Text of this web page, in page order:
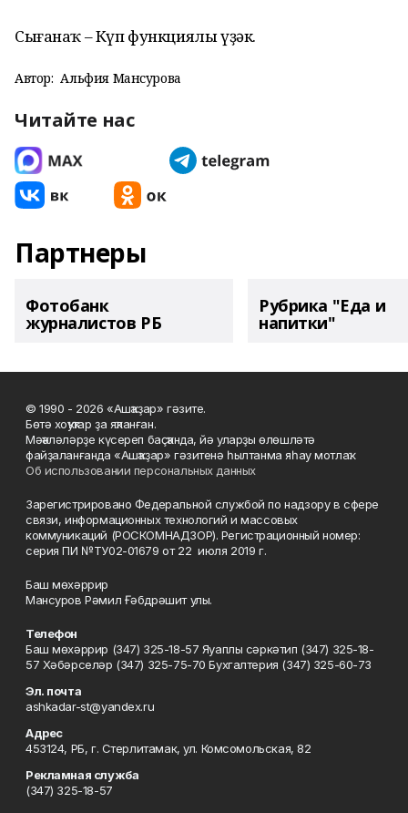
Сығанаҡ – Күп функциялы үҙәк.
Автор: Альфия Мансурова
Читайте нас
Партнеры
Фотобанк
журналистов РБ
Рубрика "Еда и
напитки"
© 1990 - 2026 «Ашҡаҙар» гәзите.
Бөтә хоҡуҡтар ҙа яҡланған.
Мәҡәләләрҙе күсереп баҫҡанда, йә уларҙы өлөшләтә
файҙаланғанда «Ашҡаҙар» гәзитенә һылтанма яһау мотлаҡ.
Об использовании персональных данных
Зарегистрировано Федеральной службой по надзору в сфере
связи, информационных технологий и массовых
коммуникаций (РОСКОМНАДЗОР). Регистрационный номер:
серия ПИ №ТУ02-01679 от 22 июля 2019 г.
Баш мөхәррир
Мансуров Рәмил Ғәбдрәшит улы.
Телефон
Баш мөхәррир (347) 325-18-57 Яуаплы сәркәтип (347) 325-18-
57 Хәбәрселәр (347) 325-75-70 Бухгалтерия (347) 325-60-73
Эл. почта
ashkadar-st@yandex.ru
Адрес
453124, РБ, г. Стерлитамак, ул. Комсомольская, 82
Рекламная служба
(347) 325-18-57